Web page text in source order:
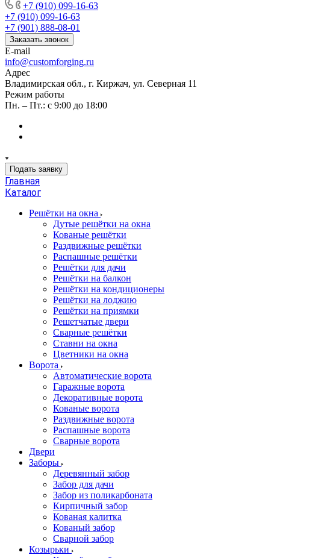
+7 (910) 099-16-63
+7 (910) 099-16-63
+7 (901) 888-08-01
Заказать звонок
E-mail
info@customforging.ru
Адрес
Владимирская обл., г. Киржач, ул. Северная 11
Режим работы
Пн. – Пт.: с 9:00 до 18:00
Подать заявку
Главная
Каталог
Решётки на окна
Дутые решётки на окна
Кованые решётки
Раздвижные решётки
Распашные решётки
Решётки для дачи
Решётки на балкон
Решётки на кондиционеры
Решётки на лоджию
Решётки на приямки
Решетчатые двери
Сварные решётки
Ставни на окна
Цветники на окна
Ворота
Автоматические ворота
Гаражные ворота
Декоративные ворота
Кованые ворота
Раздвижные ворота
Распашные ворота
Сварные ворота
Двери
Заборы
Деревянный забор
Забор для дачи
Забор из поликарбоната
Кирпичный забор
Кованая калитка
Кованый забор
Сварной забор
Козырьки